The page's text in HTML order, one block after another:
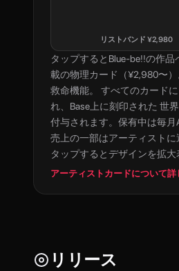
リストバンド ¥2,980
タップすると Blue-be!!の作品
載の物理カード（¥2,980〜）
救命機能。 すべてのカード
れ、Base上に刻印された 世
付与されます。保有中は毎月
売上の一部はアーティスト
タップするとデザインを拡大
アーティストカードについて
リリース